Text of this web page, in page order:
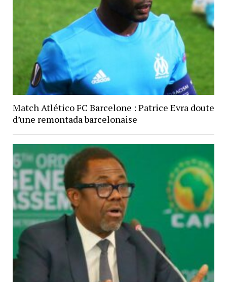
Match Atlético FC Barcelone : Patrice Evra doute
d’une remontada barcelonaise